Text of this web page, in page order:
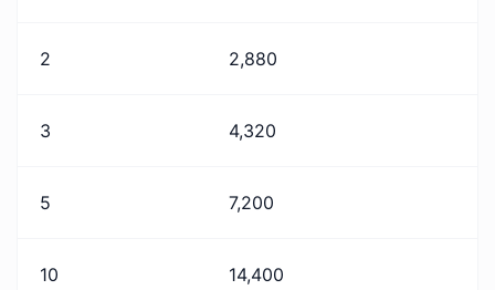
2 2,880
3 4,320
5 7,200
10 14,400